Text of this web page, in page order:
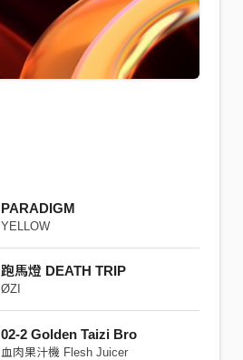
PARADIGM
YELLOW
跑馬燈 DEATH TRIP
ØZI
02-2 Golden Taizi Bro
血肉果汁機 Flesh Juicer